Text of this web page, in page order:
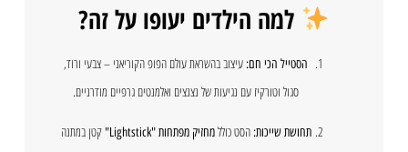
למה הילדים יעופו על זה?
הסטייל הכי חם: עיצוב בהשראת עולם הפופ הקוריאני – צבעי ורוד,
סגול וטורקיז עם נגיעות של נצנצים ואלמנטים גרפיים מודרניים.
תחושת שייכות: הסט כוללמחזיק מפתחות "Lightstick"
קטן במתנה